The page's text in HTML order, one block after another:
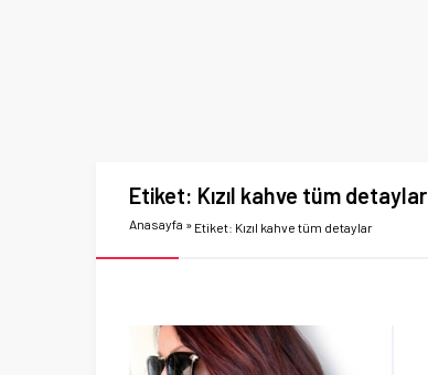
Etiket: Kızıl kahve tüm detaylar
Anasayfa » Etiket: Kızıl kahve tüm detaylar